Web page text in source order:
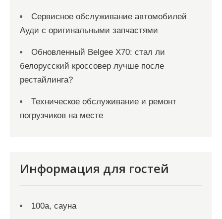
Сервисное обслуживание автомобилей
Ауди с оригинальными запчастями
Обновленный Belgee X70: стал ли
белорусский кроссовер лучше после
рестайлинга?
Техническое обслуживание и ремонт
погрузчиков на месте
Информация для гостей
100а, сауна